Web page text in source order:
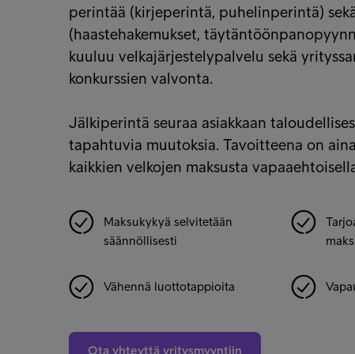
perintää (kirjeperintä, puhelinperintä)
(haastehakemukset,
kuuluu velkajärjestelypalvelu sekä
konkurssien valvonta.
Jälkiperintä seuraa asiakkaan
tapahtuvia muutoksia. Tavoitteena on
kaikkien velkojen maksusta
Maksukykyä selvitetään
säännöllisesti
Vähennä luottotappioita
Ota yhteyttä yritysmyyntiin